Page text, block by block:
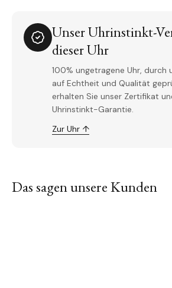
Unser Uhrinstinkt-
dieser Uhr
100% ungetragene Uhr, durch
auf Echtheit und Qualität
erhalten Sie unser Zertifikat
Uhrinstinkt-Garantie.
Zur Uhr ↑
Das sagen unsere Kunden